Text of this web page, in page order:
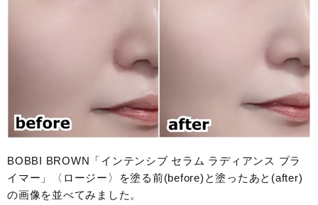
BOBBI BROWN「インテンシブ セラム ラディアンス プラ
イマー」〈ロージー〉を塗る前(before)と塗ったあと(after)
の画像を並べてみました。